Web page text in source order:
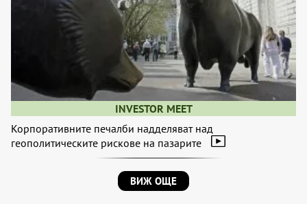
INVESTOR MEET
Корпоративните печалби надделяват над
геополитическите рискове на пазарите
ВИЖ ОЩЕ